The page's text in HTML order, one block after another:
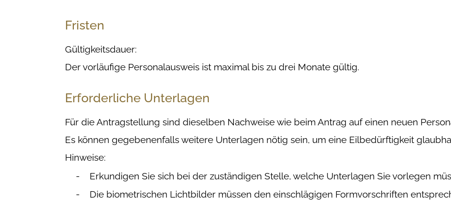
Fristen
Gültigkeitsdauer:
Dervorläufige Personalausweis ist maximal bis zu drei Monate gültig.
Erforderliche Unterlagen
Für die Antragstellung sind dieselben Nachweise wie beim Antrag auf einen neuen
Es können gegebenenfalls weitere Unterlagen nötig sein, um eine Eilbedürftigkeit
Hinweise:
Erkundigen Sie sich bei der zuständigen Stelle, welche Unterlagen Sie vorlegen
Die biometrischen Lichtbilder müssen den einschlägigen Formvorschriften